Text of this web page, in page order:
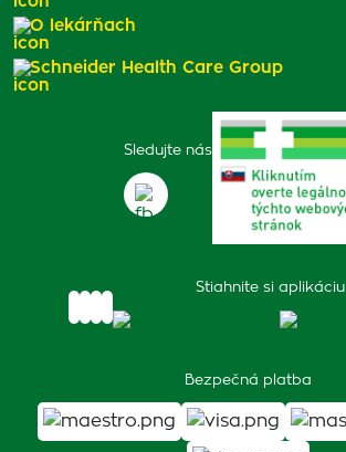
Sledujte nás
Stiahnite si aplikáciu
Bezpečná platba
O lekárňach
Schneider Health Care Group